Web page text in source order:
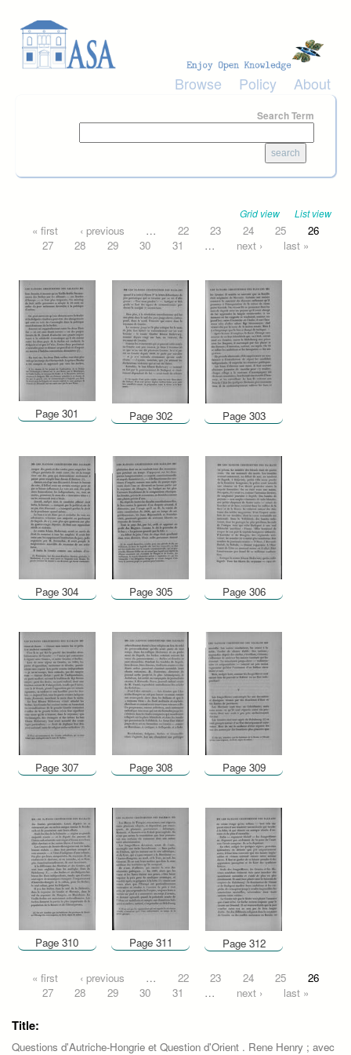
Browse Policy About
Search Term
Grid view List view
Pages
« first ‹ previous … 22 23 24 25
26
27
28 29 30 31 … next › last »
Page 301 Page 302 Page 303
Page 304 Page 305 Page 306
Page 307 Page 308 Page 309
Page 310 Page 311 Page 312
Pages
« first ‹ previous … 22 23 24 25
26
27
28 29 30 31 … next › last »
Title:
Questions d'Autriche-Hongrie et Question d'Orient . Rene Henry ; avec